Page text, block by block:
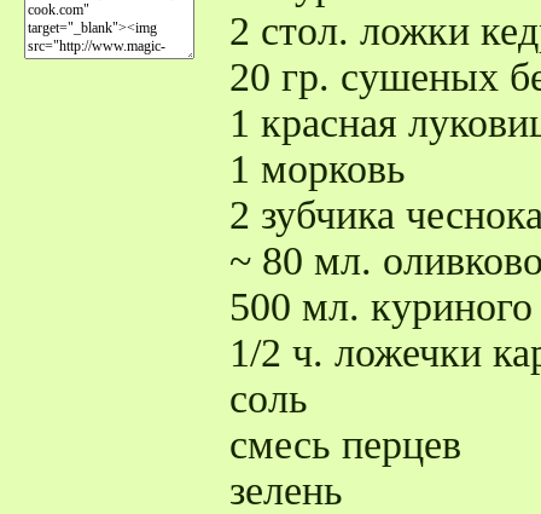
2 стол. ложки
20 гр. сушеных
1 красная
1 морковь
2 зубчика
~ 80 мл.
500 мл.
1/2 ч. ложечки
соль
смесь перцев
зелень